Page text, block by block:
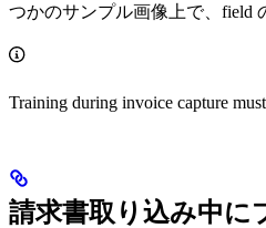
つかのサンプル画像上で、field
Training during invoice capture
請求書取り込み中に